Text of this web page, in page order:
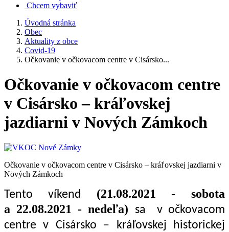
Chcem vybaviť
Úvodná stránka
Obec
Aktuality z obce
Covid-19
Očkovanie v očkovacom centre v Cisársko...
Očkovanie v očkovacom centre
v Cisársko – kráľovskej
jazdiarni v Nových Zámkoch
Očkovanie v očkovacom centre v Cisársko – kráľovskej jazdiarni v
Nových Zámkoch
Tento víkend (21.08.2021 - sobota
a 22.08.2021 - nedeľa)
sa v očkovacom
centre v Cisársko – kráľovskej historickej